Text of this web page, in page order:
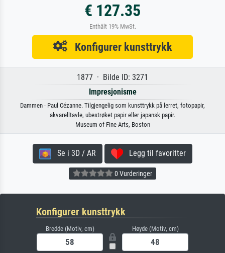
€ 127.35
Enthält 19% MwSt.
Konfigurer kunsttrykk
1877 · Bilde ID: 3271
Impresjonisme
Dammen · Paul Cézanne. Tilgjengelig som kunsttrykk på lerret, fotopapir,
akvarelltavle, ubestrøket papir eller japansk papir.
Museum of Fine Arts, Boston
Se i 3D / AR Legg til favoritter
0 Vurderinger
Konfigurer kunsttrykk
Bredde (Motiv, cm) Høyde (Motiv, cm)